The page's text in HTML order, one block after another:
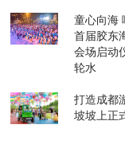
童心向海
首届胶东
会场启动
轮水
打造成都
坡坡上正